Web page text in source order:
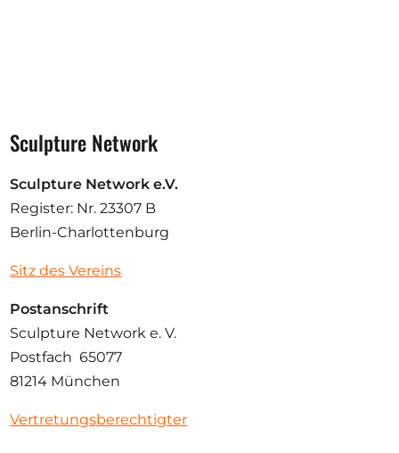
Sculpture Network
Sculpture Network e.V.
Register: Nr. 23307 B
Berlin-Charlottenburg
Sitz des Vereins
Postanschrift
Sculpture Network e. V.
Postfach 65077
81214 München
Vertretungsberechtigter